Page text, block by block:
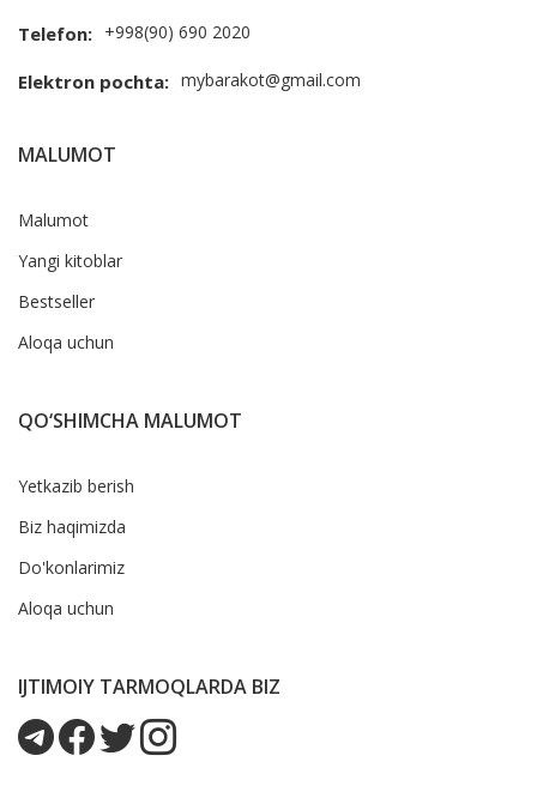
Telefon: +998(90) 690 2020
Elektron pochta: mybarakot@gmail.com
MALUMOT
Malumot
Yangi kitoblar
Bestseller
Aloqa uchun
QO‘SHIMCHA MALUMOT
Yetkazib berish
Biz haqimizda
Do'konlarimiz
Aloqa uchun
IJTIMOIY TARMOQLARDA BIZ